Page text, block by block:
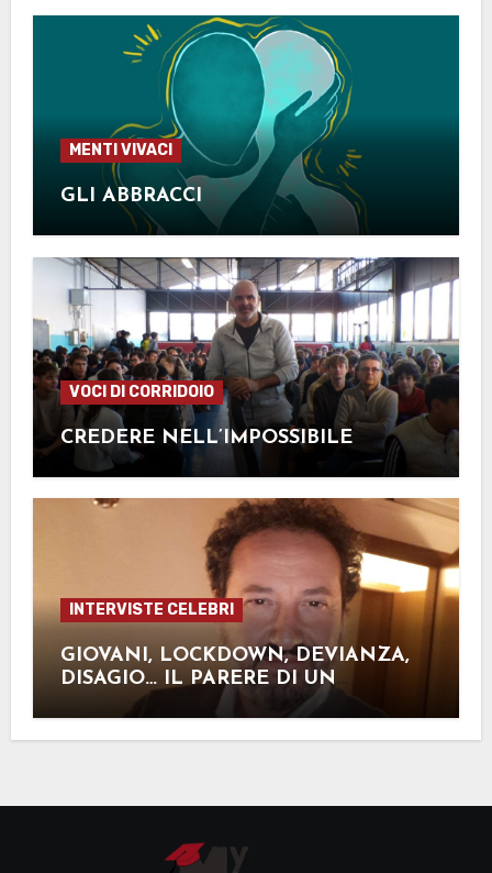
MENTI VIVACI
GLI ABBRACCI
VOCI DI CORRIDOIO
CREDERE NELL’IMPOSSIBILE
INTERVISTE CELEBRI
GIOVANI, LOCKDOWN, DEVIANZA,
DISAGIO… IL PARERE DI UN
ESPERTO